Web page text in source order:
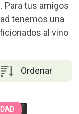
Para tus amigos
tenemos una
al vino
Ordenar